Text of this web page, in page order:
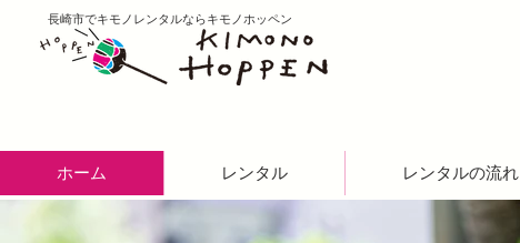
​長崎市でキモノレンタルならキモノホッペン
ホーム レンタル レンタルの流れ